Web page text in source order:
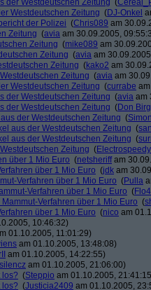
der Westdeutschen Zeitung (
Westdeutschen Zeitung (DJ-Onkel
der Polizei (Chris089 am
Zeitung (avia am 30.09.2005,
Zeitung (mike089 am
Zeitung (avia am
Zeitung (kako2 am
Zeitung (avia am
Westdeutschen Zeitung (currabe
der Westdeutschen Zeitung (avia am
der Westdeutschen Zeitung (Don
der Westdeutschen Zeitung (
aus der Westdeutschen Zeitung (
aus der Westdeutschen Zeitung (
Zeitung (Electrospeedy
über 1 Mio Euro (netsheriffam
über 1 Mio Euro (jdk am
Verfahren über 1 Mio Euro (Pulla
Verfahren über 1 Mio Euro (
Verfahren über 1 Mio Euro (
über 1 Mio Euro (nico am
10:46:32)
01.10.2005, 11:01:29)
am 01.10.2005, 13:48:08)
am 01.10.2005, 14:22:55)
silencz am 01.10.2005, 21:06:00)
los? (Steppio am 01.10.2005,
los? (Justicia2409 am 01.10.2005,